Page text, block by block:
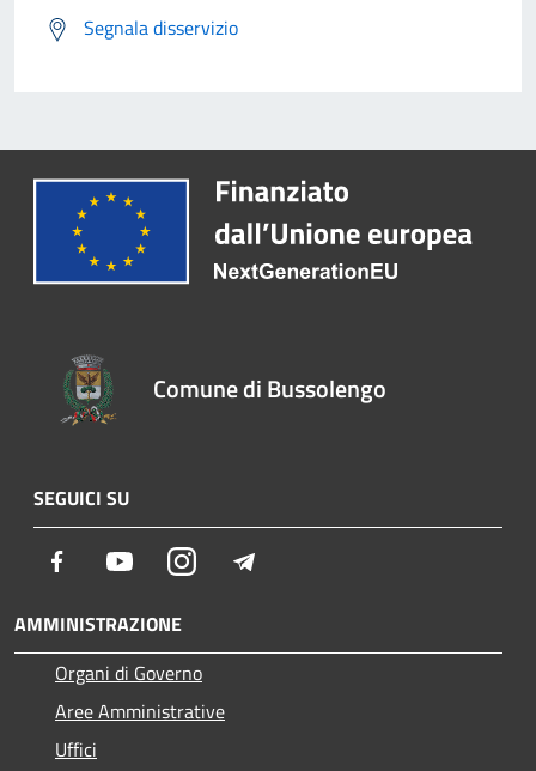
Segnala disservizio
Comune di Bussolengo
SEGUICI SU
Facebook YoutubeInstagram
AMMINISTRAZIONE
Organi di Governo
Aree Amministrative
Uffici